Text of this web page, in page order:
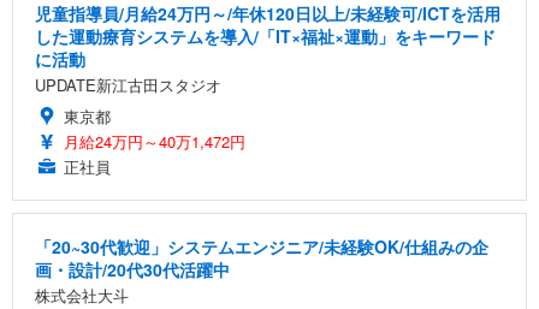
児童指導員/月給24万円～/年休120日以上/未経験可/ICTを活用
した運動療育システムを導入/「IT×福祉×運動」をキーワード
に活動
UPDATE新江古田スタジオ
東京都
月給24万円～40万1,472円
正社員
「20~30代歓迎」システムエンジニア/未経験OK/仕組みの企
画・設計/20代30代活躍中
株式会社大斗